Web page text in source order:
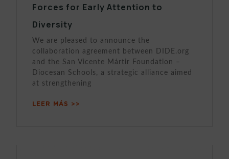
Forces for Early Attention to
Diversity
We are pleased to announce the
collaboration agreement between DIDE.org
and the San Vicente Mártir Foundation –
Diocesan Schools, a strategic alliance aimed
at strengthening
LEER MÁS >>